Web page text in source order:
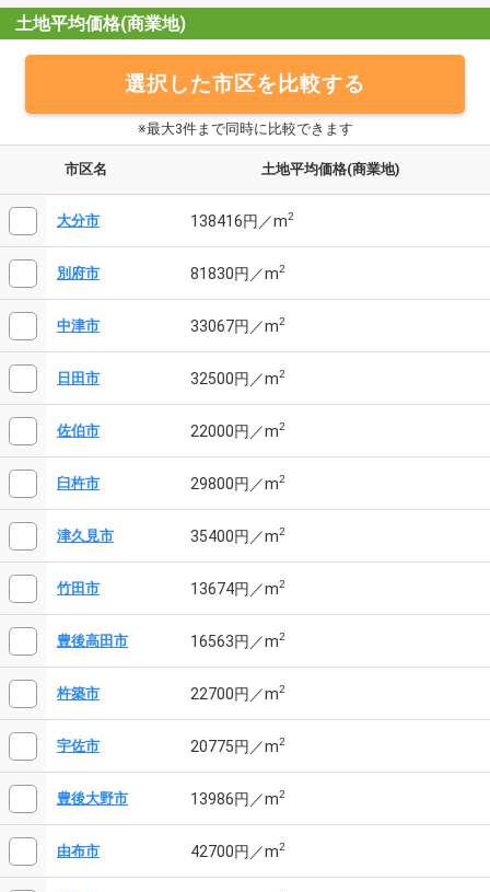
土地平均価格(商業地)
選択した市区を比較する
※最大3件まで同時に比較できます
市区名 土地平均価格(商業地)
大分市 138416円／m2
別府市 81830円／m2
中津市 33067円／m2
日田市 32500円／m2
佐伯市 22000円／m2
臼杵市 29800円／m2
津久見市 35400円／m2
竹田市 13674円／m2
豊後高田市 16563円／m2
杵築市 22700円／m2
宇佐市 20775円／m2
豊後大野市 13986円／m2
由布市 42700円／m2